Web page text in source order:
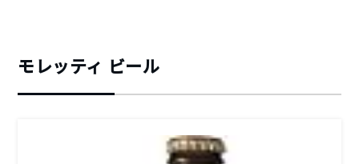
モレッティ ビール